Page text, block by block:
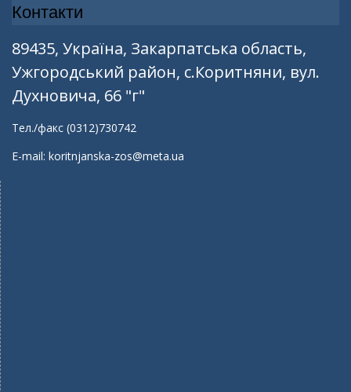
Контакти
89435, Україна, Закарпатська область,
Ужгородський район, с.Коритняни, вул.
Духновича, 66 "г"
Тел./факс (0312)730742
E-mail: koritnjanska-zos@meta.ua